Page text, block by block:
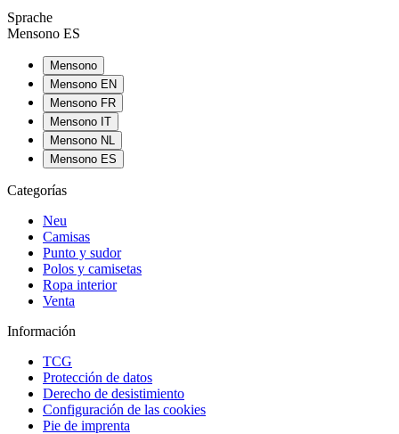
Sprache
Mensono ES
Mensono
Mensono EN
Mensono FR
Mensono IT
Mensono NL
Mensono ES
Categorías
Neu
Camisas
Punto y sudor
Polos y camisetas
Ropa interior
Venta
Información
TCG
Protección de datos
Derecho de desistimiento
Configuración de las cookies
Pie de imprenta